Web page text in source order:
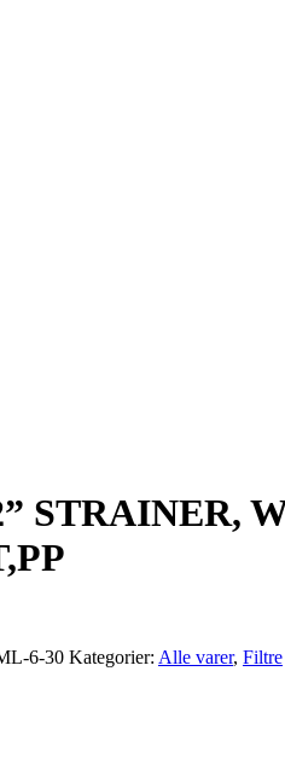
STRAINER,
6-30 Kategorier: Alle varer, Filtre